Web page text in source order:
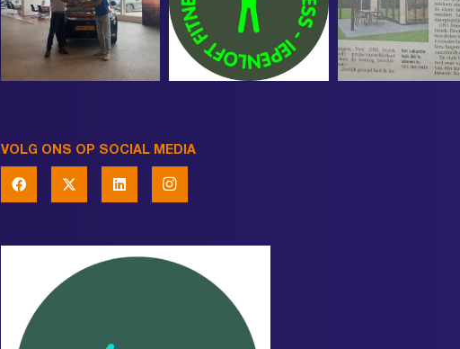
VOLG ONS OP SOCIAL MEDIA